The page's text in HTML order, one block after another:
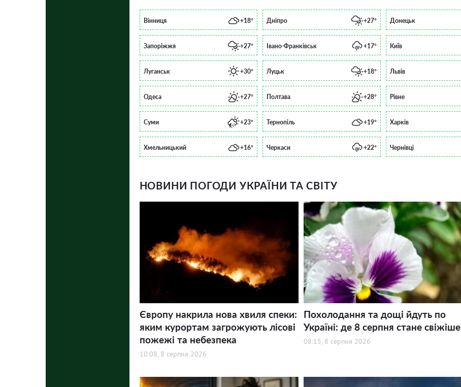
Вінниця +18° Дніпро +27° Донецьк
Запоріжжя +27° Івано-Франківськ +17° Київ
Луганськ +30° Луцьк +18° Львів
Одеса +27° Полтава +28° Рівне
Суми +23° Тернопіль +19° Харків
Хмельницький +16° Черкаси +22° Чернівці
НОВИНИ ПОГОДИ УКРАЇНИ ТА СВІТУ
Європу накрила нова хвиля спеки:
яким курортам загрожують лісові
пожежі та небезпека
10:08, 8 серпня 2026
Похолодання та дощі йдуть по
Україні: де 8 серпня стане свіжіше
08:15, 8 серпня 2026